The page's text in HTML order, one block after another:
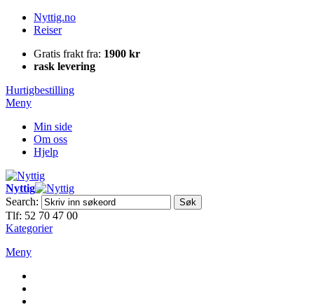
Nyttig.no
Reiser
Gratis frakt fra: 1900 kr
rask levering
Hurtigbestilling
Meny
Min side
Om oss
Hjelp
Nyttig
Search:
Søk
Tlf: 52 70 47 00
Kategorier
Meny